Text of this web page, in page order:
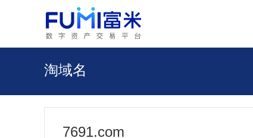
淘域名
7691.com